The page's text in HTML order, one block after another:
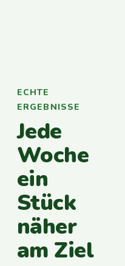
ECHTE
ERGEBNISSE
Jede
Woche
ein
Stück
näher
am Ziel